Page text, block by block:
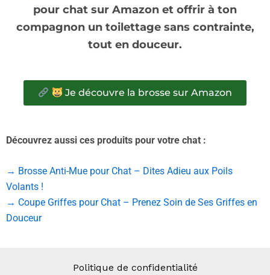
pour chat sur Amazon et offrir à ton
compagnon un toilettage sans contrainte,
tout en douceur.
Je découvre la brosse sur Amazon
Découvrez aussi ces produits pour votre chat :
→ Brosse Anti-Mue pour Chat – Dites Adieu aux Poils
Volants !
→ Coupe Griffes pour Chat – Prenez Soin de Ses Griffes en
Douceur
Politique de confidentialité